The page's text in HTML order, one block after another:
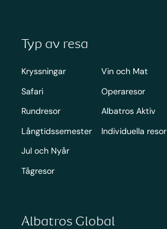
Typ av resa
Kryssningar
Safari
Rundresor
Långtidssemester
Jul och Nyår
Tågresor
Vin och Mat
Operaresor
Albatros Aktiv
Individuella resor
Albatros Global